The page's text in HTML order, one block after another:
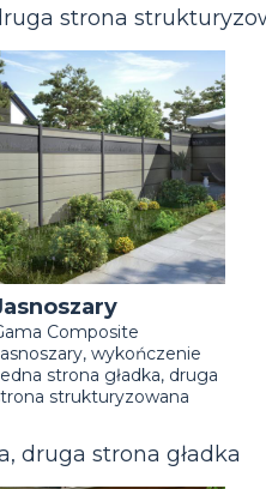
strona
Composite
wykończenie
strona gładka, druga
strukturyzowana
druga strona gładka